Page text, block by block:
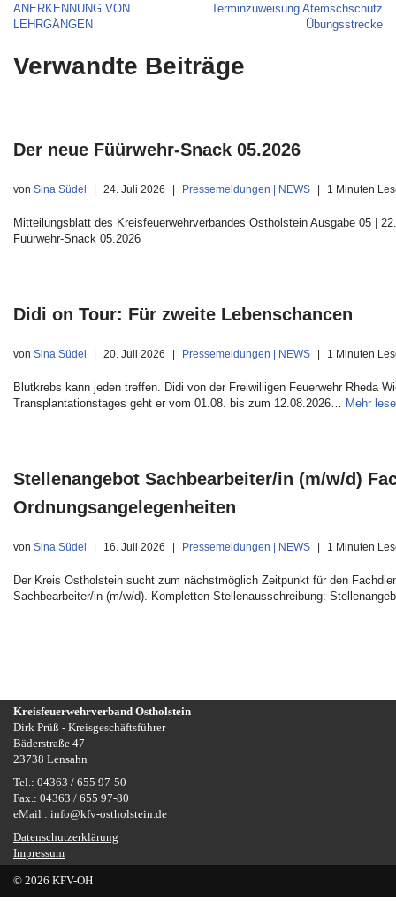
ANERKENNUNG VON
LEHRGÄNGEN
Terminzuweisung Atemschschutz
Übungsstrecke
Verwandte Beiträge
Der neue Füürwehr-Snack 05.2026
von Sina Südel 24. Juli 2026 Pressemeldungen | NEWS 1 Minuten
Mitteilungsblatt des Kreisfeuerwehrverbandes Ostholstein Ausgabe 05 |
Füürwehr-Snack 05.2026
Didi on Tour: Für zweite Lebenschancen
von Sina Südel 20. Juli 2026 Pressemeldungen | NEWS 1 Minuten
Blutkrebs kann jeden treffen. Didi von der Freiwilligen Feuerwehr Rheda
Transplantationstages geht er vom 01.08. bis zum 12.08.2026… Mehr
Stellenangebot Sachbearbeiter/in (m/w/d)
Ordnungsangelegenheiten
von Sina Südel 16. Juli 2026 Pressemeldungen | NEWS 1 Minuten
Der Kreis Ostholstein sucht zum nächstmöglich Zeitpunkt für den
Sachbearbeiter/in (m/w/d). Kompletten Stellenausschreibung:
Kreisfeuerwehrverband Ostholstein
Dirk Prüß - Kreisgeschäftsführer
Bäderstraße 47
23738 Lensahn
Tel.: 04363 / 655 97-50
Fax.: 04363 / 655 97-80
eMail : info@kfv-ostholstein.de
Datenschutzerklärung
Impressum
© 2026 KFV-OH